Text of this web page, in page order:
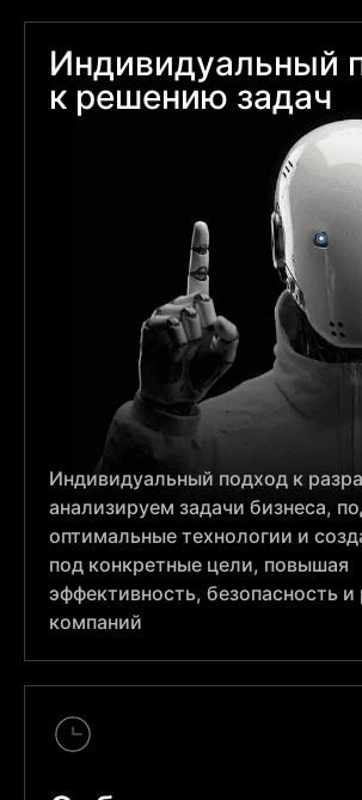
Индивидуальный
к решению задач
Индивидуальный подход к
анализируем задачи бизнеса,
оптимальные технологии и
под конкретные цели, повышая
эффективность, безопасность и
компаний